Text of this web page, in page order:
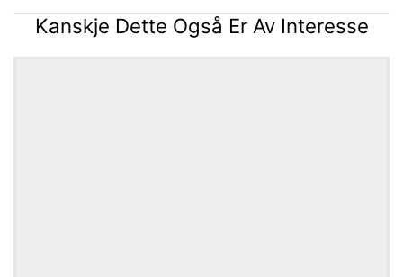
Kanskje Dette Også Er Av Interesse